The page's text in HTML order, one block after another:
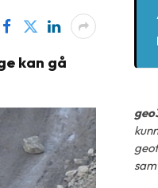
kan gå